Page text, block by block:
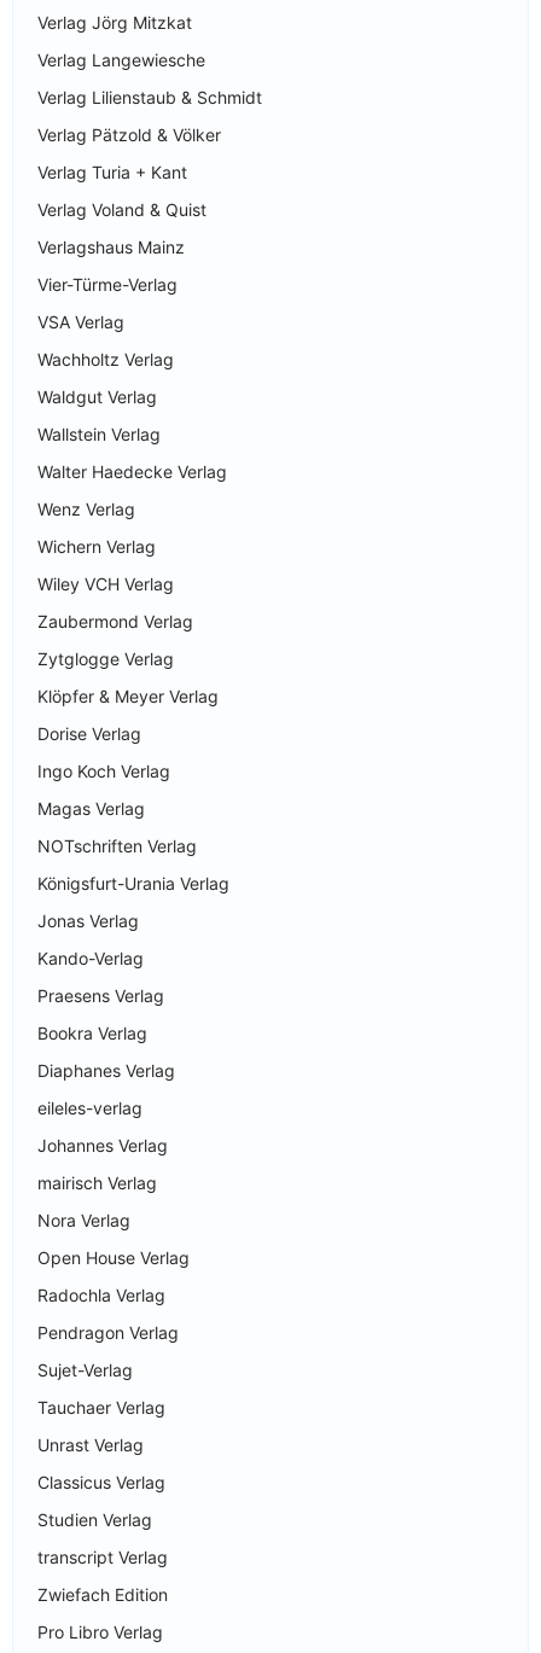
Verlag Jörg Mitzkat
Verlag Langewiesche
Verlag Lilienstaub & Schmidt
Verlag Pätzold & Völker
Verlag Turia + Kant
Verlag Voland & Quist
Verlagshaus Mainz
Vier-Türme-Verlag
VSA Verlag
Wachholtz Verlag
Waldgut Verlag
Wallstein Verlag
Walter Haedecke Verlag
Wenz Verlag
Wichern Verlag
Wiley VCH Verlag
Zaubermond Verlag
Zytglogge Verlag
Klöpfer & Meyer Verlag
Dorise Verlag
Ingo Koch Verlag
Magas Verlag
NOTschriften Verlag
Königsfurt-Urania Verlag
Jonas Verlag
Kando-Verlag
Praesens Verlag
Bookra Verlag
Diaphanes Verlag
eileles-verlag
Johannes Verlag
mairisch Verlag
Nora Verlag
Open House Verlag
Radochla Verlag
Pendragon Verlag
Sujet-Verlag
Tauchaer Verlag
Unrast Verlag
Classicus Verlag
Studien Verlag
transcript Verlag
Zwiefach Edition
Pro Libro Verlag